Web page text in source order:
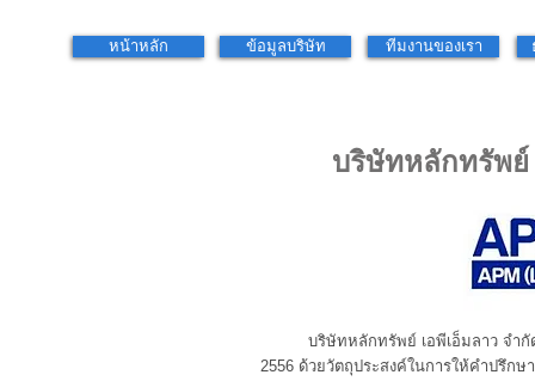
หน้าหลัก ข้อมูลบริษัท ทีมงานของเรา
บริษัทหลักทรัพย์
บริษัทหลักทรัพย์ เอพีเอ็มลาว จำกัด
2556 ด้วยวัตถุประสงค์ในการให้คำปรึก